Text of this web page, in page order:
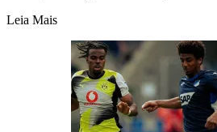
Leia Mais